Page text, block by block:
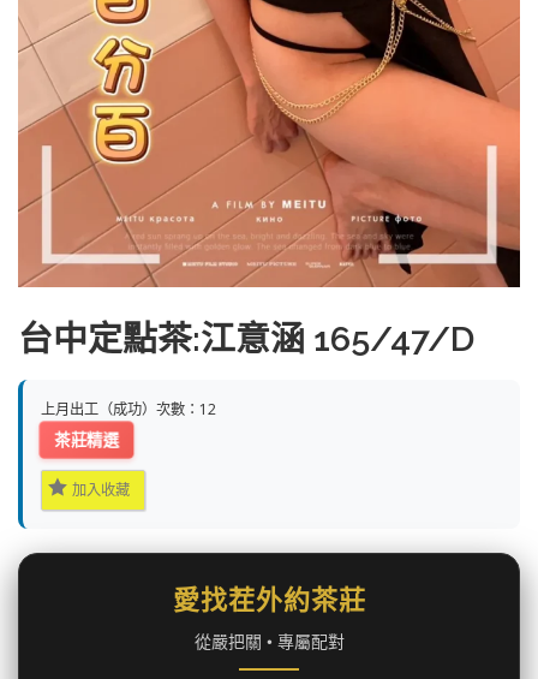
台中定點茶:江意涵 165/47/D
上月出工（成功）次數：12
茶莊精選
加入收藏
愛找茬外約茶莊
從嚴把關 • 專屬配對